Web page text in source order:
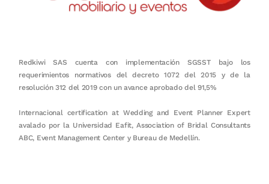
Redkiwi SAS cuenta con implementación SGSST bajo los
requerimientos normativos del decreto 1072 del 2015 y de la
resolución 312 del 2019 con un avance aprobado del 91,5%
Internacional certification at Wedding and Event Planner Expert
avalado por la Universidad Eafit, Association of Bridal Consultants
ABC, Event Management Center y Bureau de Medellín.